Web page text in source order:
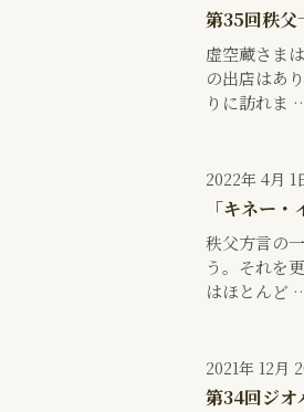
第35回秩父
虚空蔵さま
の出店はあ
りに訪れま
2022年 4月 1
「キネー
秩父方言の
う。それを
はほとんど
2021年 12月
第34回ジオ